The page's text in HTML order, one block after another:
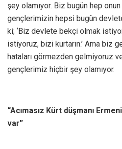
şey olamıyor. Biz bugün hep
gençlerimizin hepsi bugün
ki; ‘Biz devlete bekçi olmak
istiyoruz, bizi kurtarın.’ Ama biz
hataları görmezden gelmiyoruz ve
gençlerimiz hiçbir şey olamıyor.
“Acımasız Kürt düşmanı
var”